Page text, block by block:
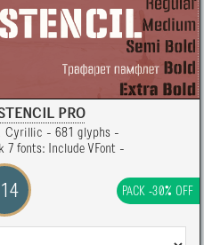
PRO
Cyrillic - 681 glyphs -
7 fonts: Include VFont -
PACK -30% OFF